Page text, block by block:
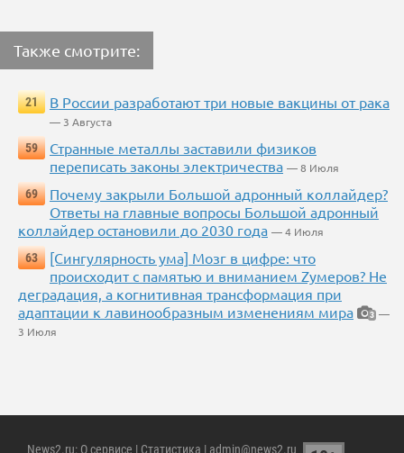
Также смотрите:
21 В России разработают три новые вакцины от рака
— 3 Августа
59
Странные металлы заставили физиков
переписать законы электричества — 8 Июля
69
Почему закрыли Большой адронный коллайдер?
Ответы на главные вопросы Большой адронный
коллайдер остановили до 2030 года — 4 Июля
63
[Сингулярность ума] Мозг в цифре: что
происходит с памятью и вниманием Zумеров? Не
деградация, а когнитивная трансформация при
адаптации к лавинообразным изменениям мира
3 —
3 Июля
News2.ru: О сервисе | Статистика | admin@news2.ru